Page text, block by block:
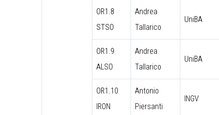
OR1.8
STSO
Andrea
Tallarico
UniBA
OR1.9
ALSO
Andrea
Tallarico
UniBA
OR1.10
IRON
Antonio
Piersanti
INGV